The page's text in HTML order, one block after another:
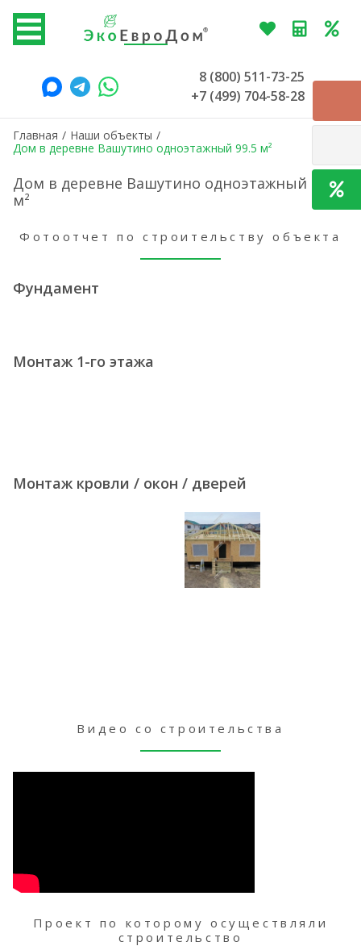
8 (800) 511-73-25
+7 (499) 704-58-28
Главная / Наши объекты /
Дом в деревне Вашутино одноэтажный 99.5 м²
Дом в деревне Вашутино одноэтажный 99.5
м²
Фотоотчет по строительству объекта
Фундамент
Монтаж 1-го этажа
Монтаж кровли / окон / дверей
Видео со строительства
Проект по которому осуществляли
строительство